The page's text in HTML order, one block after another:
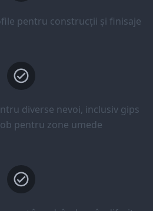
pentru construcții și finisaje
diverse nevoi, inclusiv gips
pentru zone umede